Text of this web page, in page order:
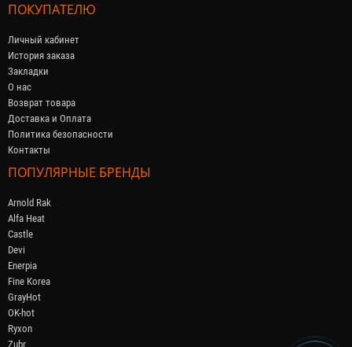
ПОКУПАТЕЛЮ
Личный кабинет
История заказа
Закладки
О нас
Возврат товара
Доставка и Оплата
Политика безопасности
Контакты
ПОПУЛЯРНЫЕ БРЕНДЫ
Arnold Rak
Alfa Heat
Castle
Devi
Enerpia
Fine Korea
GrayHot
OK-hot
Ryxon
Zubr